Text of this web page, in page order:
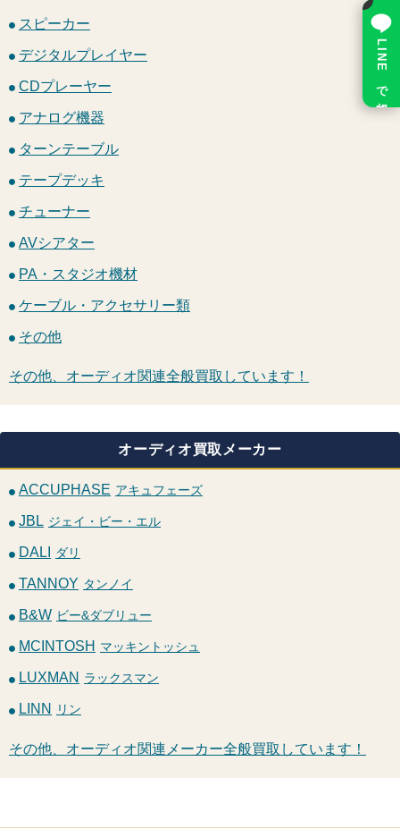
スピーカー
デジタルプレイヤー
CDプレーヤー
アナログ機器
ターンテーブル
テープデッキ
チューナー
AVシアター
PA・スタジオ機材
ケーブル・アクセサリー類
その他
その他、オーディオ関連全般買取しています！
オーディオ買取メーカー
ACCUPHASE アキュフェーズ
JBL ジェイ・ビー・エル
DALI ダリ
TANNOY タンノイ
B&W ビー&ダブリュー
MCINTOSH マッキントッシュ
LUXMAN ラックスマン
LINN リン
その他、オーディオ関連メーカー全般買取しています！
LINE で相談